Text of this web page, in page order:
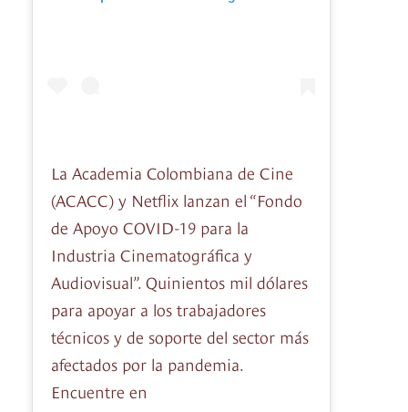
La Academia Colombiana de Cine
(ACACC) y Netflix lanzan el “Fondo
de Apoyo COVID-19 para la
Industria Cinematográfica y
Audiovisual”. Quinientos mil dólares
para apoyar a los trabajadores
técnicos y de soporte del sector más
afectados por la pandemia.
Encuentre en